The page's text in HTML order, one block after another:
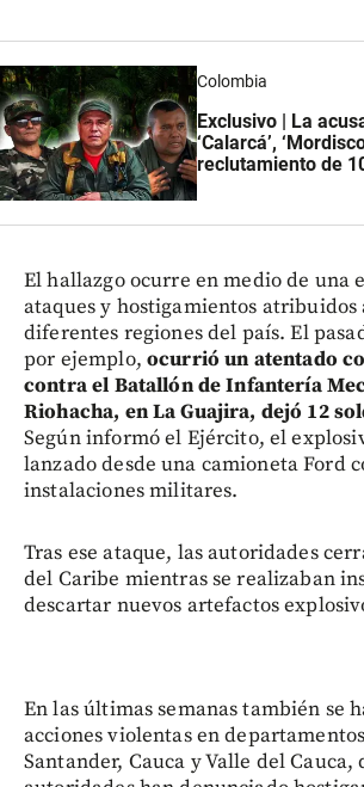
Colombia
Exclusivo | La
‘Calarcá’,
reclutamiento de
El hallazgo ocurre en medio de una
ataques y hostigamientos atribuidos
diferentes regiones del país. El
por ejemplo, ocurrió un atentado
contra el Batallón de Infantería
Riohacha, en La Guajira, dejó 12
Según informó el Ejército, el
lanzado desde una camioneta Ford
instalaciones militares.
Tras ese ataque, las autoridades
del Caribe mientras se realizaban
descartar nuevos artefactos
En las últimas semanas también se
acciones violentas en
Santander, Cauca y Valle del Cauca,